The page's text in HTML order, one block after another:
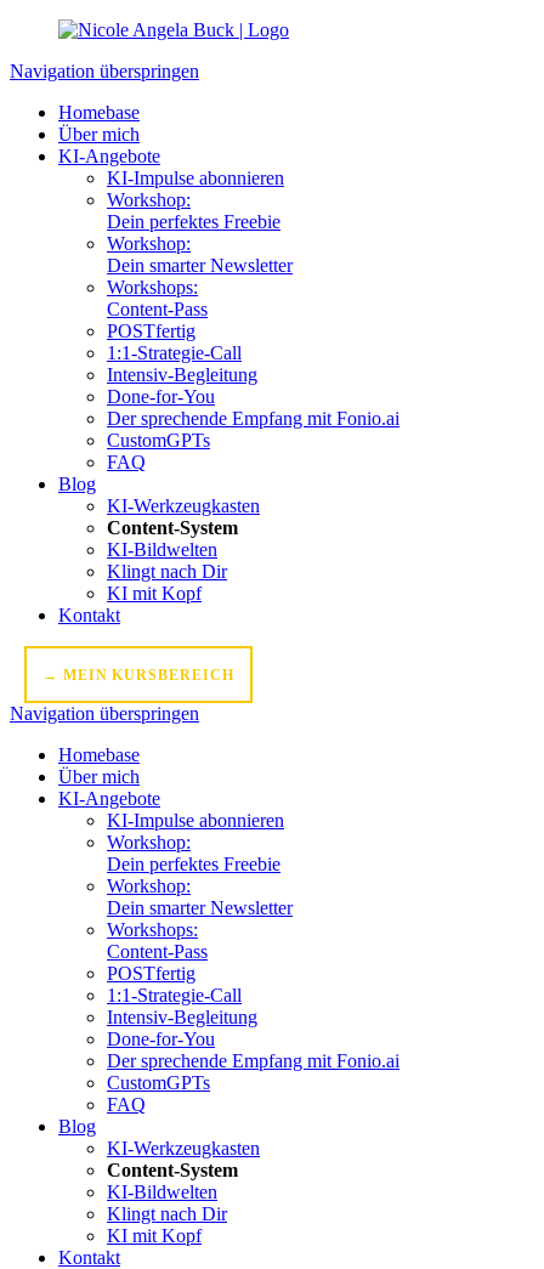
Navigation überspringen
Homebase
Über mich
KI-Angebote
KI-Impulse abonnieren
Workshop:
Dein perfektes Freebie
Workshop:
Dein smarter Newsletter
Workshops:
Content-Pass
POSTfertig
1:1-Strategie-Call
Intensiv-Begleitung
Done-for-You
Der sprechende Empfang mit Fonio.ai
CustomGPTs
FAQ
Blog
KI-Werkzeugkasten
Content-System
KI-Bildwelten
Klingt nach Dir
KI mit Kopf
Kontakt
→ MEIN KURSBEREICH
Navigation überspringen
Homebase
Über mich
KI-Angebote
KI-Impulse abonnieren
Workshop:
Dein perfektes Freebie
Workshop:
Dein smarter Newsletter
Workshops:
Content-Pass
POSTfertig
1:1-Strategie-Call
Intensiv-Begleitung
Done-for-You
Der sprechende Empfang mit Fonio.ai
CustomGPTs
FAQ
Blog
KI-Werkzeugkasten
Content-System
KI-Bildwelten
Klingt nach Dir
KI mit Kopf
Kontakt